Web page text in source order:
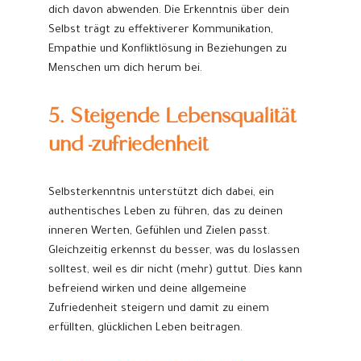
dich davon abwenden. Die Erkenntnis über dein
Selbst trägt zu effektiverer Kommunikation,
Empathie und Konfliktlösung in Beziehungen zu
Menschen um dich herum bei.
5. Steigende Lebensqualität
und -zufriedenheit
Selbsterkenntnis unterstützt dich dabei, ein
authentisches Leben zu führen, das zu deinen
inneren Werten, Gefühlen und Zielen passt.
Gleichzeitig erkennst du besser, was du loslassen
solltest, weil es dir nicht (mehr) guttut. Dies kann
befreiend wirken und deine allgemeine
Zufriedenheit steigern und damit zu einem
erfüllten, glücklichen Leben beitragen.